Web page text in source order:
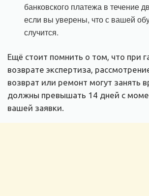
банковского платежа в течение
если вы уверены, что с вашей
случится.
Ещё стоит помнить о том, что при
возврате экспертиза,
возврат или ремонт могут занять
должны превышать 14 дней с
вашей заявки.